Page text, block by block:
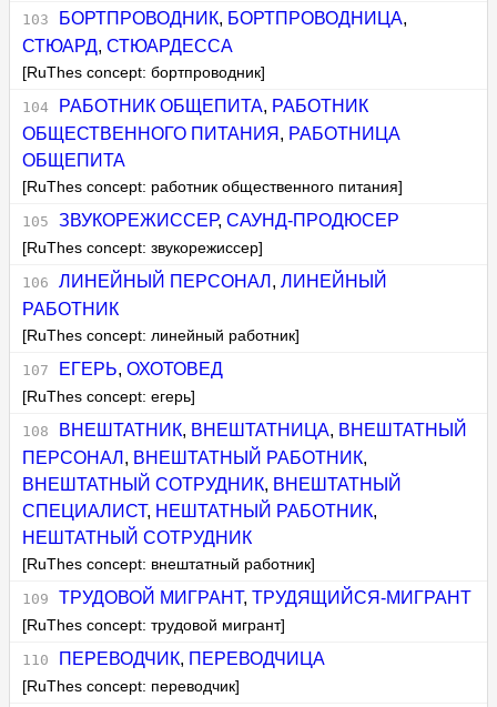
БОРТПРОВОДНИК, БОРТПРОВОДНИЦА,
СТЮАРД,СТЮАРДЕССА
[RuThes concept: бортпроводник]
РАБОТНИК ОБЩЕПИТА, РАБОТНИК
ОБЩЕСТВЕННОГО ПИТАНИЯ , РАБОТНИЦА
ОБЩЕПИТА
[RuThes concept: работник общественного питания]
ЗВУКОРЕЖИССЕР, САУНД-ПРОДЮСЕР
[RuThes concept: звукорежиссер]
ЛИНЕЙНЫЙ ПЕРСОНАЛ , ЛИНЕЙНЫЙ
РАБОТНИК
[RuThes concept: линейный работник]
ЕГЕРЬ, ОХОТОВЕД
[RuThes concept: егерь]
ВНЕШТАТНИК, ВНЕШТАТНИЦА, ВНЕШТАТНЫЙ
ПЕРСОНАЛ , ВНЕШТАТНЫЙ РАБОТНИК,
ВНЕШТАТНЫЙ СОТРУДНИК, ВНЕШТАТНЫЙ
СПЕЦИАЛИСТ, НЕШТАТНЫЙ РАБОТНИК,
НЕШТАТНЫЙ СОТРУДНИК
[RuThes concept: внештатный работник]
ТРУДОВОЙ МИГРАНТ, ТРУДЯЩИЙСЯ-МИГРАНТ
[RuThes concept: трудовой мигрант]
ПЕРЕВОДЧИК, ПЕРЕВОДЧИЦА
[RuThes concept: переводчик]